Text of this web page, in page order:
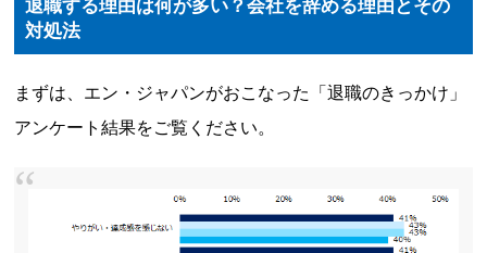
退職する理由は何が多い？会社を辞める理由とその
対処法
まずは、エン・ジャパンがおこなった「退職のきっかけ」
アンケート結果をご覧ください。